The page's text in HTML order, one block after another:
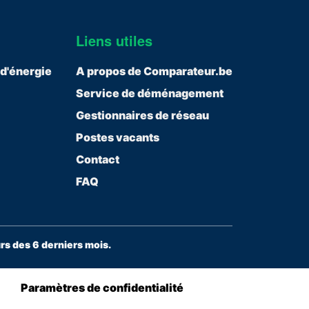
Liens utiles
A propos de Comparateur.be
Service de déménagement
Gestionnaires de réseau
Postes vacants
Contact
FAQ
des 6 derniers mois.
Paramètres de confidentialité